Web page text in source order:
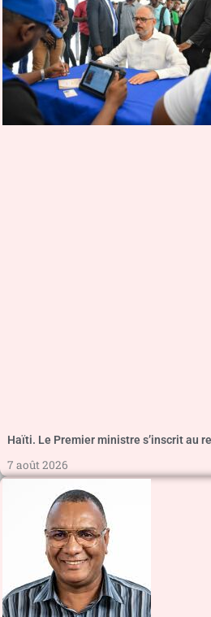
Haïti. Le Premier ministre s’inscrit au
7 août 2026